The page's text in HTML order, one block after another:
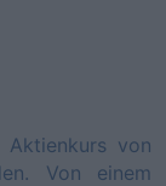
von
Von einem